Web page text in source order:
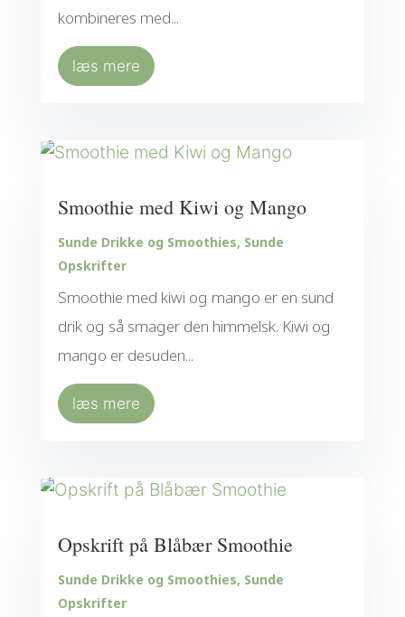
kombineres med...
læs mere
Smoothie med Kiwi og Mango
Sunde Drikke og Smoothies, Sunde
Opskrifter
Smoothie med kiwi og mango er en sund
drik og så smager den himmelsk. Kiwi og
mango er desuden...
læs mere
Opskrift på Blåbær Smoothie
Sunde Drikke og Smoothies, Sunde
Opskrifter